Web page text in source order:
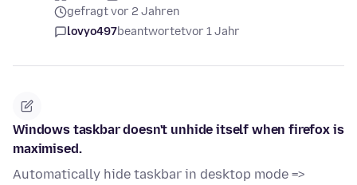
gefragt vor 2 Jahren
lovyo497beantwortetvor 1 Jahr
Windows taskbar doesn't unhide itself when firefox is
maximised.
Automatically hide taskbar in desktop mode =>